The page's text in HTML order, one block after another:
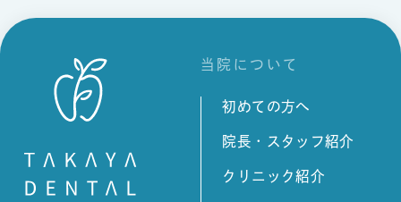
当院について
初めての方へ
院長・スタッフ紹介
クリニック紹介